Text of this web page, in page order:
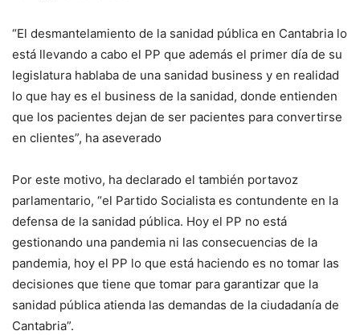
“El desmantelamiento de la sanidad pública en Cantabria lo
está llevando a cabo el PP que además el primer día de su
legislatura hablaba de una sanidad business y en realidad
lo que hay es el business de la sanidad, donde entienden
que los pacientes dejan de ser pacientes para convertirse
en clientes”, ha aseverado
Por este motivo, ha declarado el también portavoz
parlamentario, “el Partido Socialista es contundente en la
defensa de la sanidad pública. Hoy el PP no está
gestionando una pandemia ni las consecuencias de la
pandemia, hoy el PP lo que está haciendo es no tomar las
decisiones que tiene que tomar para garantizar que la
sanidad pública atienda las demandas de la ciudadanía de
Cantabria”.